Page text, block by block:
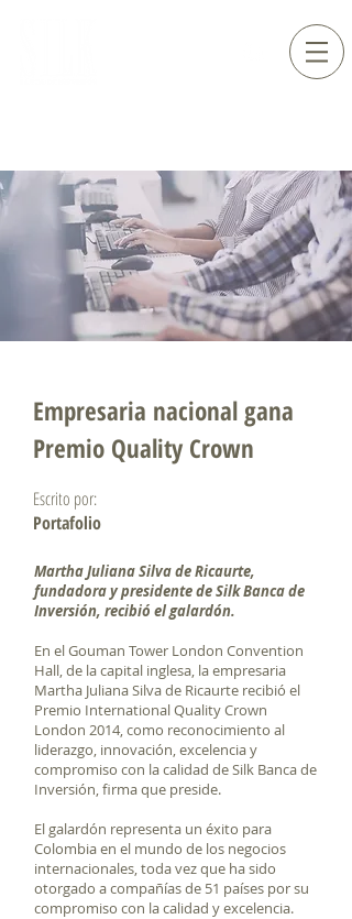
Empresaria nacional gana
Premio Quality Crown
Escrito por:
Portafolio
Martha Juliana Silva de Ricaurte,
fundadora y presidente de Silk Banca de
Inversión, recibió el galardón.
En el Gouman Tower London Convention
Hall, de la capital inglesa, la empresaria
Martha Juliana Silva de Ricaurte recibió el
Premio International Quality Crown
London 2014, como reconocimiento al
liderazgo, innovación, excelencia y
compromiso con la calidad de Silk Banca de
Inversión, firma que preside.
El galardón representa un éxito para
Colombia en el mundo de los negocios
internacionales, toda vez que ha sido
otorgado a compañías de 51 países por su
compromiso con la calidad y excelencia.